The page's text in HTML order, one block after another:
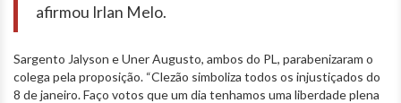
afirmou Irlan Melo.
Sargento Jalyson e Uner Augusto, ambos do PL, parabenizaram o
colega pela proposição. “Clezão simboliza todos os injustiçados do
8 de janeiro. Faço votos que um dia tenhamos uma liberdade plena